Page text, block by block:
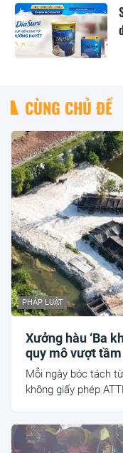
CÙNG CHỦ ĐỀ
PHÁP LUẬT
Xưởng hàu ‘Ba
quy mô vượt
Mỗi ngày bóc tách
không giấy phép